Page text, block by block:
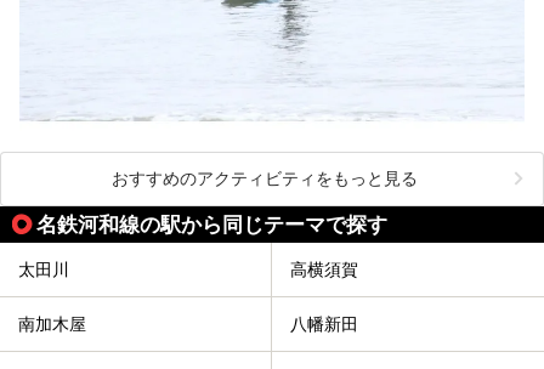
おすすめのアクティビティをもっと見る
名鉄河和線の駅から同じテーマで探す
太田川 高横須賀
南加木屋 八幡新田